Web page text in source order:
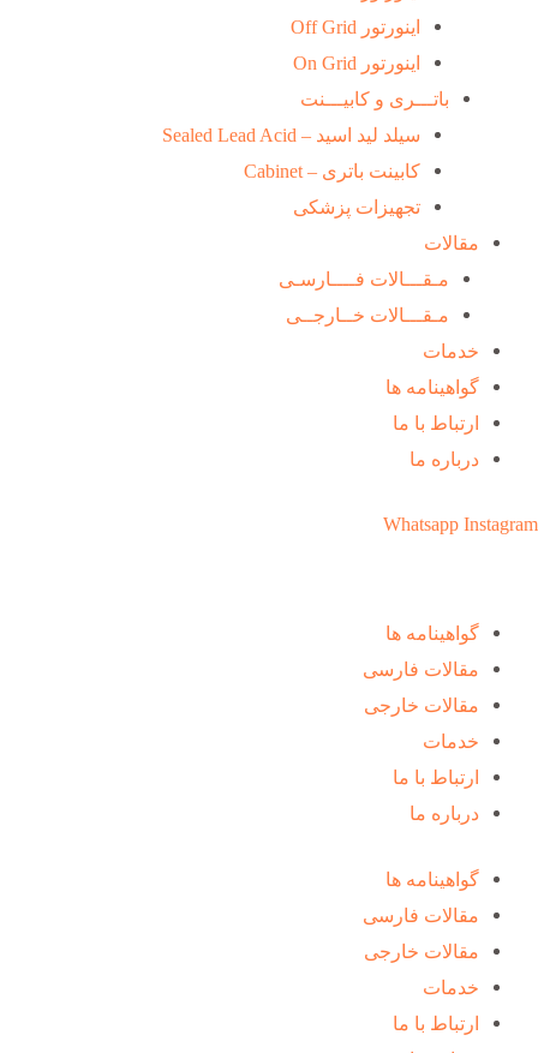
اینورتور Off Grid
اینورتور On Grid
باتـــری و کابیـــنت
سیلد لید اسید – Sealed Lead Acid
کابینت باتری – Cabinet
تجهیزات پزشکی
مقالات
مـقـــالات فــــارسـی
مـقـــالات خــارجــی
خدمات
گواهینامه ها
ارتباط با ما
درباره ما
Whatsapp Instagram
گواهینامه ها
مقالات فارسی
مقالات خارجی
خدمات
ارتباط با ما
درباره ما
گواهینامه ها
مقالات فارسی
مقالات خارجی
خدمات
ارتباط با ما